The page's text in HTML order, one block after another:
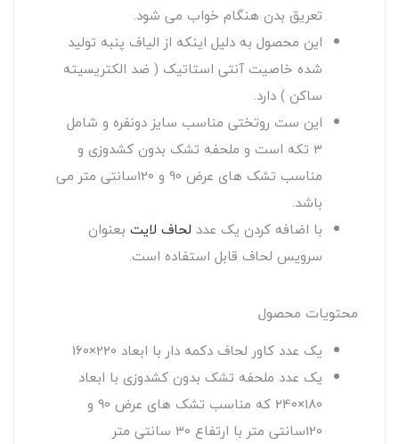
تعریق بدن هنگام خواب می شود.
این محصول به دلیل اینکه از الیاف پنبه تولید
شده خاصیت آنتی استاتیک ( ضد الکتریسیته
ساکن ) دارد.
این ست روتختی مناسب سایز دونفره و شامل
3 تکه است و ملحفه تشک بدون کشدوزی و
مناسب تشک های عرض 90 و 120سانتی متر می
باشد.
با اضافه کردن یک عدد لحاف لایت بعنوان
سرویس لحاف قابل استفاده است.
محتویات محصول
یک عدد کاور لحاف دکمه دار با ابعاد 220×160
یک عدد ملحفه تشک بدون کشدوزی با ابعاد
180×240 که مناسب تشک های عرض 90 و
120سانتی متر با ارتفاع 30 سانتی متر